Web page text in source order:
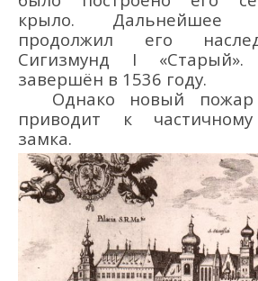
крыло. Дальнейшее
продолжил его
Сигизмунд I «Старый».
завершён в 1536 году.
Однако новый
приводит к
замка.